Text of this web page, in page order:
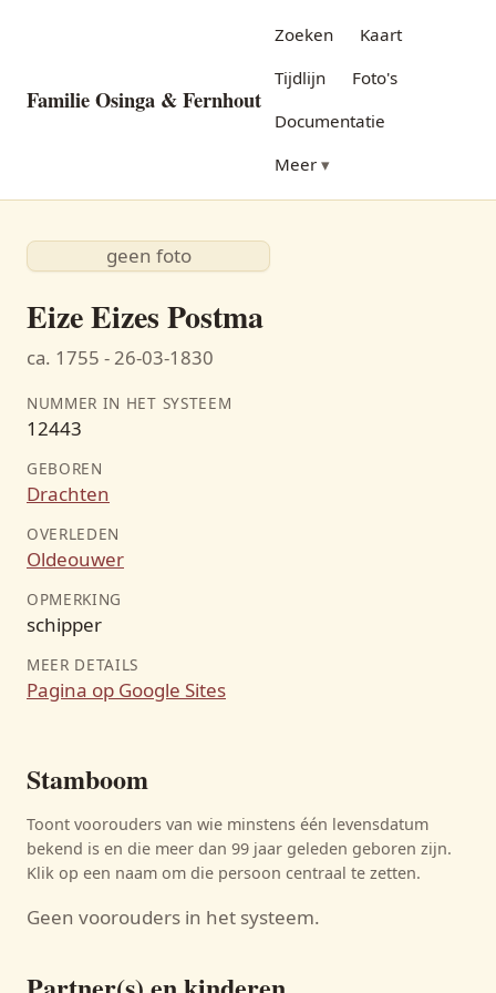
Familie Osinga & Fernhout
Zoeken
Kaart
Tijdlijn
Foto's
Documentatie
Meer
geen foto
Eize Eizes Postma
ca. 1755 - 26-03-1830
NUMMER IN HET SYSTEEM
12443
GEBOREN
Drachten
OVERLEDEN
Oldeouwer
OPMERKING
schipper
MEER DETAILS
Pagina op Google Sites
Stamboom
Toont voorouders van wie minstens één levensdatum
bekend is en die meer dan 99 jaar geleden geboren zijn.
Klik op een naam om die persoon centraal te zetten.
Geen voorouders in het systeem.